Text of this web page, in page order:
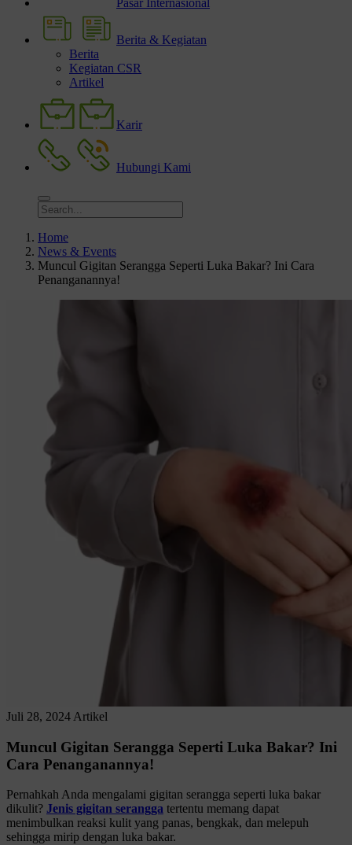
Pasar Internasional
Berita & Kegiatan
Berita
Kegiatan CSR
Artikel
Karir
Hubungi Kami
Home
News & Events
Muncul Gigitan Serangga Seperti Luka Bakar? Ini Cara
Penanganannya!
Juli 28, 2024 Artikel
Muncul Gigitan Serangga Seperti Luka Bakar? Ini
Cara Penanganannya!
Pernahkah Anda mengalami gigitan serangga seperti luka bakar
dikulit? Jenis gigitan serangga tertentu memang dapat
menimbulkan reaksi kulit yang panas, bengkak, dan melepuh
sehingga mirip dengan luka bakar.